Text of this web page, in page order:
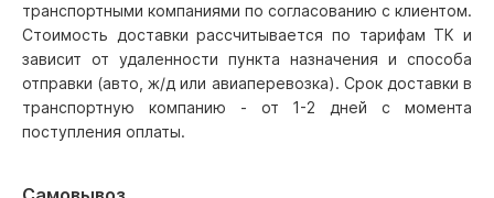
транспортными компаниями по согласованию с клиентом.
Стоимость доставки рассчитывается по тарифам ТК и
зависит от удаленности пункта назначения и способа
отправки (авто, ж/д или авиаперевозка). Срок доставки в
транспортную компанию - от 1-2 дней с момента
поступления оплаты.